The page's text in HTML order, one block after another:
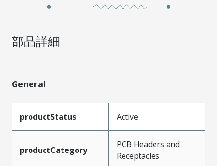
部品詳細
General
productStatus Active
productCategory
PCB Headers and
Receptacles